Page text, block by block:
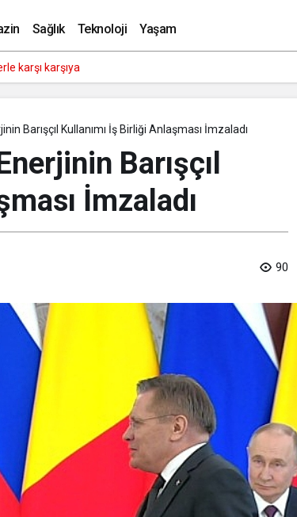
Sağlık Teknoloji Yaşam
risklerle karşı karşıya
Barışçıl Kullanımı İş Birliği Anlaşması İmzaladı
Barışçıl
İmzaladı
90
saman balyası desteği